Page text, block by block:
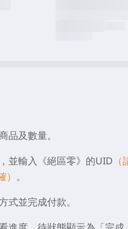
品及數量。
並輸入《絕區零》的UID
。
式並完成付款。